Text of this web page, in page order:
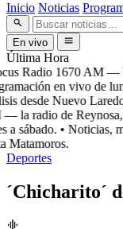
Inicio Noticias
En vivo
Última Hora
Radio 1670 AM —
en vivo de
desde Nuevo Laredo
la radio de Reynosa,
a sábado. • Noticias,
Matamoros.
Deportes
´Chicharito´